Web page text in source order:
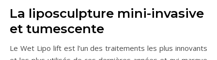
La liposculpture mini-invasive
et tumescente
Le Wet Lipo lift est l’un des traitements les plus innovants